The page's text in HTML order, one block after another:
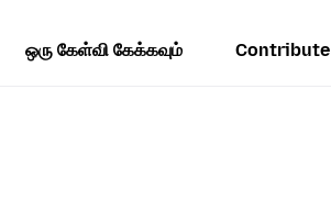
ஒரு கேள்வி கேக்கவும் Contribute